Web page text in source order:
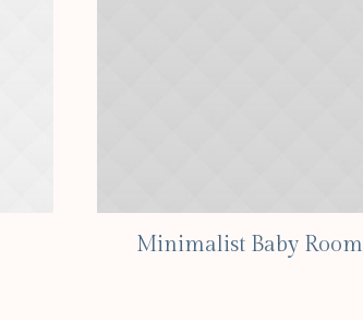
Minimalist Baby Room